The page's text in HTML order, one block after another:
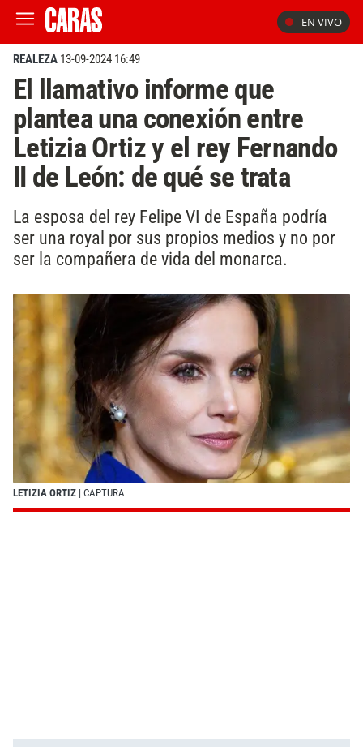
EN VIVO
REALEZA 13-09-2024 16:49
El llamativo informe que
plantea una conexión entre
Letizia Ortiz y el rey Fernando
II de León: de qué se trata
La esposa del rey Felipe VI de España podría
ser una royal por sus propios medios y no por
ser la compañera de vida del monarca.
LETIZIA ORTIZ | CAPTURA